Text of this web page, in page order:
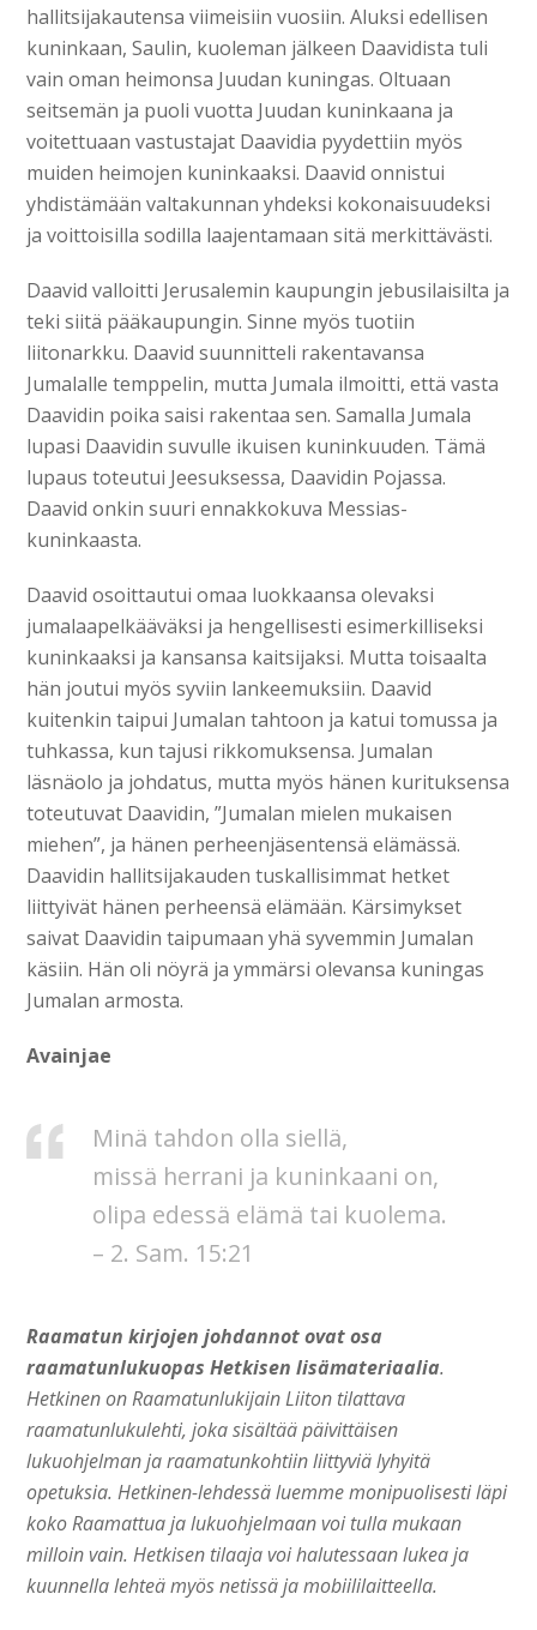
hallitsijakautensa viimeisiin vuosiin. Aluksi edellisen
kuninkaan, Saulin, kuoleman jälkeen Daavidista tuli
vain oman heimonsa Juudan kuningas. Oltuaan
seitsemän ja puoli vuotta Juudan kuninkaana ja
voitettuaan vastustajat Daavidia pyydettiin myös
muiden heimojen kuninkaaksi. Daavid onnistui
yhdistämään valtakunnan yhdeksi kokonaisuudeksi
ja voittoisilla sodilla laajentamaan sitä merkittävästi.
Daavid valloitti Jerusalemin kaupungin jebusilaisilta ja
teki siitä pääkaupungin. Sinne myös tuotiin
liitonarkku. Daavid suunnitteli rakentavansa
Jumalalle temppelin, mutta Jumala ilmoitti, että vasta
Daavidin poika saisi rakentaa sen. Samalla Jumala
lupasi Daavidin suvulle ikuisen kuninkuuden. Tämä
lupaus toteutui Jeesuksessa, Daavidin Pojassa.
Daavid onkin suuri ennakkokuva Messias-
kuninkaasta.
Daavid osoittautui omaa luokkaansa olevaksi
jumalaapelkääväksi ja hengellisesti esimerkilliseksi
kuninkaaksi ja kansansa kaitsijaksi. Mutta toisaalta
hän joutui myös syviin lankeemuksiin. Daavid
kuitenkin taipui Jumalan tahtoon ja katui tomussa ja
tuhkassa, kun tajusi rikkomuksensa. Jumalan
läsnäolo ja johdatus, mutta myös hänen kurituksensa
toteutuvat Daavidin, ”Jumalan mielen mukaisen
miehen”, ja hänen perheenjäsentensä elämässä.
Daavidin hallitsijakauden tuskallisimmat hetket
liittyivät hänen perheensä elämään. Kärsimykset
saivat Daavidin taipumaan yhä syvemmin Jumalan
käsiin. Hän oli nöyrä ja ymmärsi olevansa kuningas
Jumalan armosta.
Avainjae
Minä tahdon olla siellä,
missä herrani ja kuninkaani on,
olipa edessä elämä tai kuolema.
– 2. Sam. 15:21
Raamatun kirjojen johdannot ovat osa
raamatunlukuopas Hetkisen lisämateriaalia.
Hetkinen on Raamatunlukijain Liiton tilattava
raamatunlukulehti, joka sisältää päivittäisen
lukuohjelman ja raamatunkohtiin liittyviä lyhyitä
opetuksia. Hetkinen-lehdessä luemme monipuolisesti läpi
koko Raamattua ja lukuohjelmaan voi tulla mukaan
milloin vain. Hetkisen tilaaja voi halutessaan lukea ja
kuunnella lehteä myös netissä ja mobiililaitteella.